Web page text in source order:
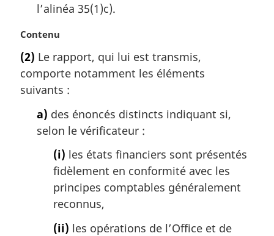
l’alinéa 35(1)c).
N
t
e
m
Contenu
(2) Le rapport, qui lui est transmis,
comporte notamment les éléments
suivants :
a) des énoncés distincts indiquant si,
selon le vérificateur :
(i) les états financiers sont présentés
fidèlement en conformité avec les
principes comptables généralement
reconnus,
(ii) les opérations de l’Office et de